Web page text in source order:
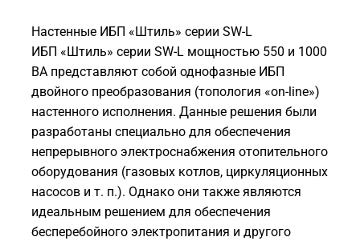
Настенные ИБП «Штиль» серии SW-L
ИБП «Штиль» серии SW-L мощностью 550 и 1000
ВА представляют собой однофазные ИБП
двойного преобразования (топология «on-line»)
настенного исполнения. Данные решения были
разработаны специально для обеспечения
непрерывного электроснабжения отопительного
оборудования (газовых котлов, циркуляционных
насосов и т. п.). Однако они также являются
идеальным решением для обеспечения
бесперебойного электропитания и другого